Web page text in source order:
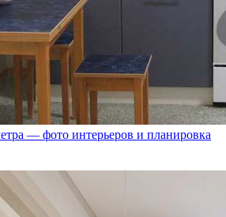
— фото интерьеров и планировка